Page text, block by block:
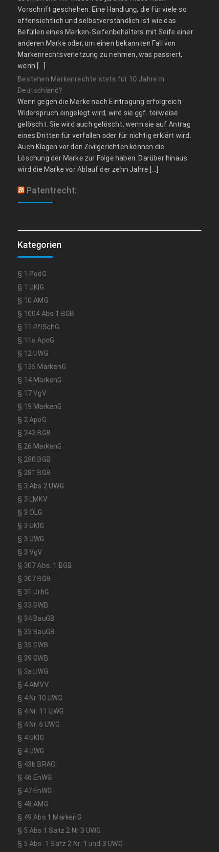
Vorschrift geschehen. Eine Handlung, die für viele so
offensichtlich und selbstverständlich ist wie das
Befüllen eines Marken-Seifenbehälters mit Seife einer
anderen Marke oder, um einen bekannten Fall von
Markenrechtsverletzung zu nehmen, was passiert,
wenn […]
Bestehen Markenrechte stets für 10 Jahre in
Deutschland?
Wenn gegen die Marke nach Eintragung erfolgreich
Widerspruch eingelegt wird, wird sie ggf. teilweise
gelöscht. Sie wird auch gelöscht, wenn sie auf Antrag
eines Dritten für verfallen oder für nichtig erklärt wird.
Auch Klagen vor den Zivilgerichten können die
Löschung der Marke zur Folge haben. Darüber hinaus
wird die Marke vor Ablauf der zehn Jahre […]
Patentrecht:
Kategorien
§ 1 PodG
§ 1 UKlG
§ 10 AMG
§ 1004 Abs 1 BGB
§ 11 PflSchG
§ 11a ApoG
§ 12 UWG
§ 135 MarkenG
§ 14 MarkenG
§ 17 VgV
§ 19 MarkenG
§ 2 ApoG
§ 242 BGB
§ 26 MarkenG
§ 280 BGB
§ 281 BGB
§ 3 Abs 2 UWG
§ 3 LMKV
§ 3 ÖLG
§ 3 UKlG
§ 3 UWG
§ 3 VgV
§ 307 Abs. 1 BGB
§ 307 BGB
§ 31 UrhG
§ 33 GWB
§ 34 BauGB
§ 35 BauGB
§ 35 GWB
§ 39 GWB
§ 3a UWG
§ 4 AMVV
§ 4 Nr 10 UWG
§ 4 Nr. 11 UWG
§ 4 Nr. 6 UWG
§ 4 UKlG
§ 4 UWG
§ 43b BRAO
§ 46 EnWG
§ 47 EnWG
§ 48 AMG
§ 49 Abs 1 MarkenG
§ 5 Abs 1 Satz 2 Nr 3 UWG
§ 5 Abs. 1 Satz 2 Nr. 1 und 3 UWG